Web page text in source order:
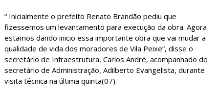
“ Inicialmente o prefeito Renato Brandão pediu que
fizessemos um levantamento para execução da obra. Agora
estamos dando inicio essa importante obra que vai mudar a
qualidade de vida dos moradores de Vila Peixe”, disse o
secretário de Infraestrutura, Carlos André, acompanhado do
secretário de Administração, Adilberto Evangelista, durante
visita técnica na última quinta(07).